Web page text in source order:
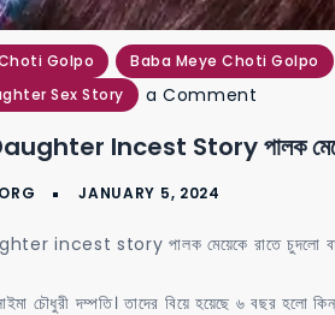
Golpo Baba Meye Choti Golpo
Sex Story
a Comment
মেয়েকে
Incest Story পালক
incest story পালক মেয়েকে রাতে চুদলো
চৌধুরী দম্পতি। তাদের বিয়ে হয়েছে ৬ বছর হলো